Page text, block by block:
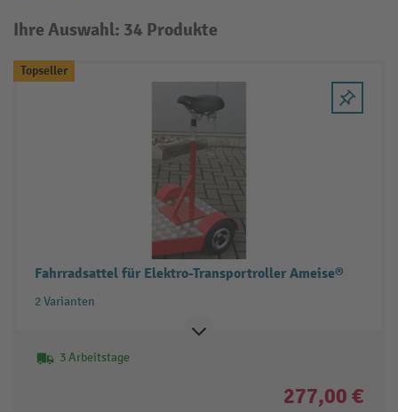
Ihre Auswahl: 34 Produkte
Topseller
Fahrradsattel für Elektro-Transportroller Ameise®
2 Varianten
3 Arbeitstage
277,00 €